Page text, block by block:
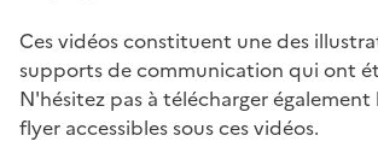
Ces vidéos constituent une des
supports de communication qui ont
N'hésitez pas à télécharger
flyer accessibles sous ces vidéos.